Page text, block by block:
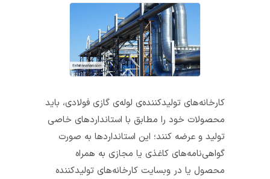
کارخانه‌های تولیدکننده‌ی لوله‌ی گازی فولادی، باید
محصولات خود را مطابق با استانداردهای خاصی
تولید و عرضه کنند؛ این استانداردها به صورت
گواهی‌نامه‌های کاغذی یا مجازی به همراه
محصول یا در وبسایت کارخانه‌های تولیدکننده